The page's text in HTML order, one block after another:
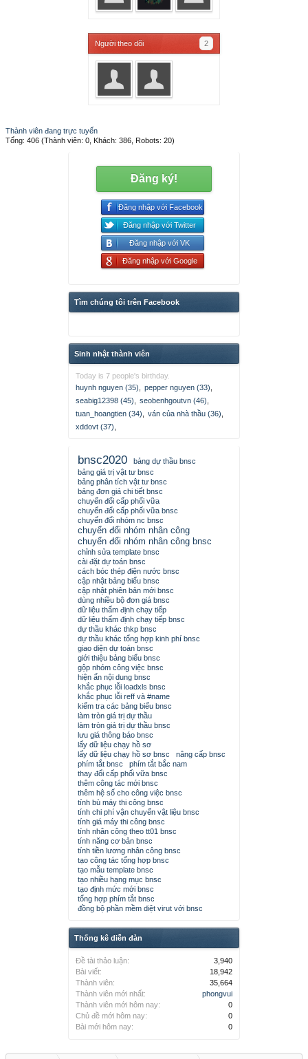
Người theo dõi 2
Thành viên đang trực tuyến
Tổng: 406 (Thành viên: 0, Khách: 386, Robots: 20)
Đăng ký!
Đăng nhập với Facebook
Đăng nhập với Twitter
Đăng nhập với VK
Đăng nhập với Google
Tìm chúng tôi trên Facebook
Sinh nhật thành viên
Today is 7 people's birthday.
huynh nguyen (35)
pepper nguyen (33)
seabig12398 (45)
seobenhgoutvn (46)
tuan_hoangtien (34)
ván của nhà thầu (36)
xddovt (37)
bnsc2020
bảng dự thầu bnsc
bảng giá trị vật tư bnsc
bảng phân tích vật tư bnsc
bảng đơn giá chi tiết bnsc
chuyển đổi cấp phối vữa
chuyển đổi cấp phối vữa bnsc
chuyển đổi nhóm nc bnsc
chuyển đổi nhóm nhân công
chuyển đổi nhóm nhân công bnsc
chỉnh sửa template bnsc
cài đặt dự toán bnsc
cách bóc thép điện nước bnsc
cập nhật bảng biểu bnsc
cập nhật phiên bản mới bnsc
dùng nhiều bộ đơn giá bnsc
dữ liệu thẩm định chạy tiếp
dữ liệu thẩm định chạy tiếp bnsc
dự thầu khác thkp bnsc
dự thầu khác tổng hợp kinh phí bnsc
giao diện dự toán bnsc
giới thiệu bảng biểu bnsc
gộp nhóm công việc bnsc
hiện ẩn nội dung bnsc
khắc phục lỗi loadxls bnsc
khắc phục lỗi reff và #name
kiểm tra các bảng biểu bnsc
làm tròn giá trị dự thầu
làm tròn giá trị dự thầu bnsc
lưu giá thông báo bnsc
lấy dữ liệu chạy hồ sơ
lấy dữ liệu chạy hồ sơ bnsc
nâng cấp bnsc
phím tắt bnsc
phím tắt bắc nam
thay đổi cấp phối vữa bnsc
thêm công tác mới bnsc
thêm hệ số cho công việc bnsc
tính bù máy thi công bnsc
tính chi phí vận chuyển vật liệu bnsc
tính giá máy thi công bnsc
tính nhân công theo tt01 bnsc
tính năng cơ bản bnsc
tính tiền lương nhân công bnsc
tạo công tác tổng hợp bnsc
tạo mẫu template bnsc
tạo nhiều hạng mục bnsc
tạo định mức mới bnsc
tổng hợp phím tắt bnsc
đồng bộ phần mềm diệt virut với bnsc
Thống kê diễn đàn
Đề tài thảo luận:
3,940
Bài viết:
18,942
Thành viên:
35,664
Thành viên mới nhất:
phongvui
Thành viên mới hôm nay:
0
Chủ đề mới hôm nay:
0
Bài mới hôm nay:
0